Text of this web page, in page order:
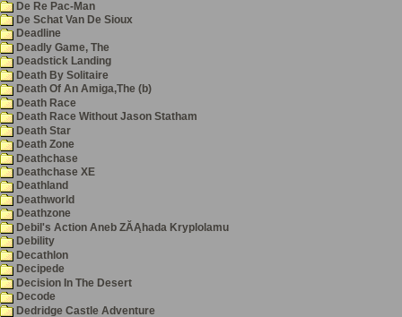
De Re Pac-Man
De Schat Van De Sioux
Deadline
Deadly Game, The
Deadstick Landing
Death By Solitaire
Death Of An Amiga,The (b)
Death Race
Death Race Without Jason Statham
Death Star
Death Zone
Deathchase
Deathchase XE
Deathland
Deathworld
Deathzone
Debil's Action Aneb ZĂĄhada Kryplolamu
Debility
Decathlon
Decipede
Decision In The Desert
Decode
Dedridge Castle Adventure